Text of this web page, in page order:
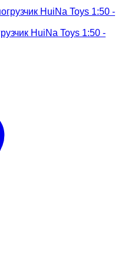
HuiNa Toys 1:50 -